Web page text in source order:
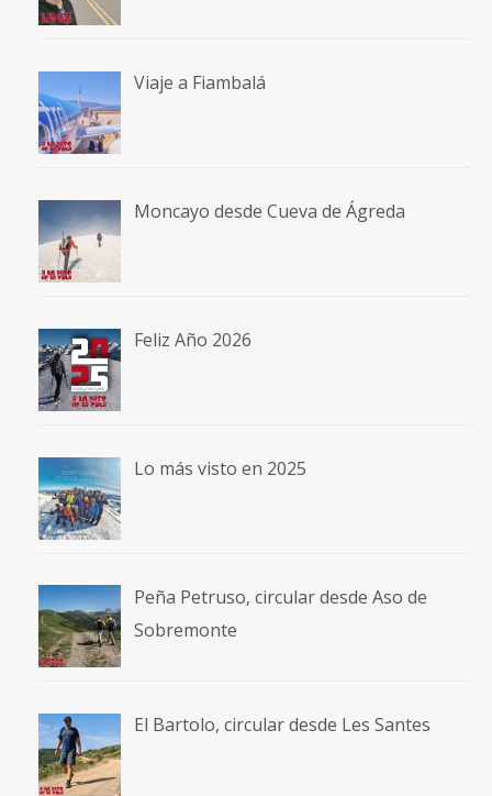
Viaje a Fiambalá
Moncayo desde Cueva de Ágreda
Feliz Año 2026
Lo más visto en 2025
Peña Petruso, circular desde Aso de
Sobremonte
El Bartolo, circular desde Les Santes